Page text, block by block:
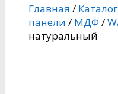
Главная / Каталог
панели / МДФ /
натуральный